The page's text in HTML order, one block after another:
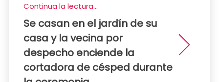
Continua la lectura...
Se casan en el jardín de su
casa y la vecina por
despecho enciende la
cortadora de césped durante